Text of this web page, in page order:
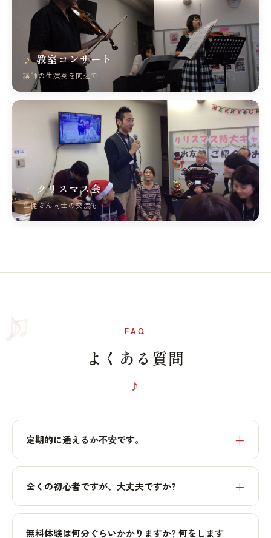
教室コンサート
講師の生演奏を間近で
クリスマス会
生徒さん同士の交流も
♫ FAQ
よくある質問
定期的に通えるか不安です。
全くの初心者ですが、大丈夫ですか?
無料体験は何分ぐらいかかりますか? 何をします